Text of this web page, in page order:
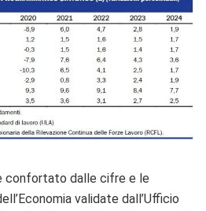
confortato dalle cifre e le
validate dall’Ufficio